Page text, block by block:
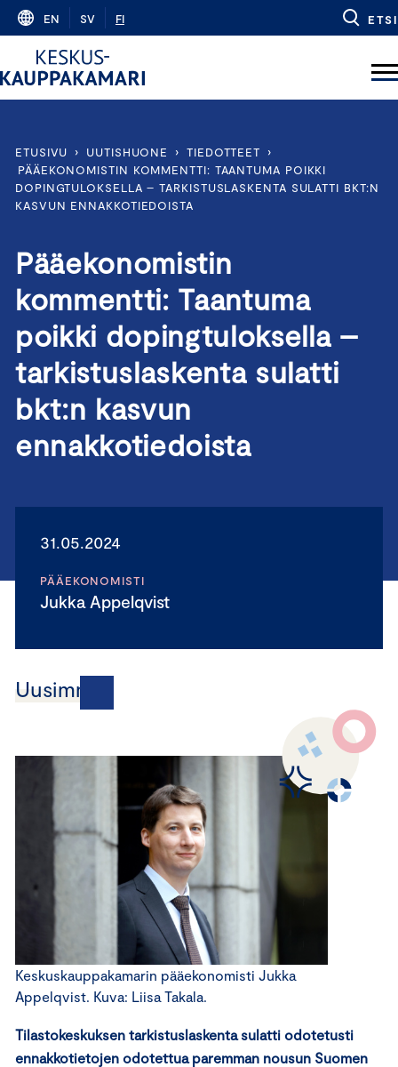
Skip
content
EN SV FI ETSI
ETUSIVU › UUTISHUONE › TIEDOTTEET
›
PÄÄEKONOMISTIN KOMMENTTI: TAANTUMA POIKKI
DOPINGTULOKSELLA – TARKISTUSLASKENTA SULATTI BKT:N
KASVUN ENNAKKOTIEDOISTA
Pääekonomistin
kommentti: Taantuma
poikki dopingtuloksella –
tarkistuslaskenta sulatti
bkt:n kasvun
ennakkotiedoista
31.05.2024
PÄÄEKONOMISTI
Jukka Appelqvist
Uusimmat
Keskuskauppakamarin pääekonomisti Jukka
Appelqvist. Kuva: Liisa Takala.
Tilastokeskuksen tarkistuslaskenta sulatti odotetusti
ennakkotietojen odotettua paremman nousun Suomen